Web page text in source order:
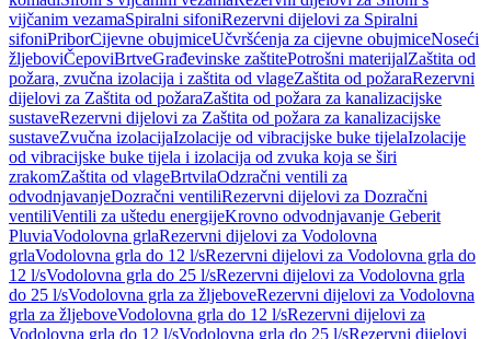
vijčanim vezamaSpiralni sifoniRezervni dijelovi za Spiralni
sifoniPriborCijevne obujmiceUčvršćenja za cijevne obujmiceNoseći
žljeboviČepoviBrtveGrađevinske zaštitePotrošni materijalZaštita od
požara, zvučna izolacija i zaštita od vlageZaštita od požaraRezervni
dijelovi za Zaštita od požaraZaštita od požara za kanalizacijske
sustaveRezervni dijelovi za Zaštita od požara za kanalizacijske
sustaveZvučna izolacijaIzolacije od vibracijske buke tijelaIzolacije
od vibracijske buke tijela i izolacija od zvuka koja se širi
zrakomZaštita od vlageBrtvilaOdzračni ventili za
odvodnjavanjeDozračni ventiliRezervni dijelovi za Dozračni
ventiliVentili za uštedu energijeKrovno odvodnjavanje Geberit
PluviaVodolovna grlaRezervni dijelovi za Vodolovna
grlaVodolovna grla do 12 l/sRezervni dijelovi za Vodolovna grla do
12 l/sVodolovna grla do 25 l/sRezervni dijelovi za Vodolovna grla
do 25 l/sVodolovna grla za žljeboveRezervni dijelovi za Vodolovna
grla za žljeboveVodolovna grla do 12 l/sRezervni dijelovi za
Vodolovna grla do 12 l/sVodolovna grla do 25 l/sRezervni dijelovi